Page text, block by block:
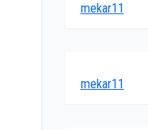
mekar11
mekar11